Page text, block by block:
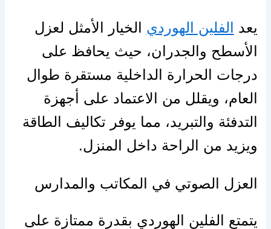
يعد الفلين الهوردي الخيار الأمثل لعزل
الأسطح والجدران، حيث يحافظ على
درجات الحرارة الداخلية مستقرة طوال
العام، ويقلل من الاعتماد على أجهزة
التدفئة والتبريد، مما يوفر تكاليف الطاقة
ويزيد من الراحة داخل المنزل.
العزل الصوتي في المكاتب والمدارس
يتمتع الفلين الهوردي بقدرة ممتازة على